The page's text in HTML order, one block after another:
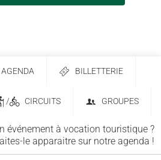
AGENDA BILLETTERIE
/ CIRCUITS GROUPES
événement à vocation touristique ?
le apparaitre sur notre agenda !